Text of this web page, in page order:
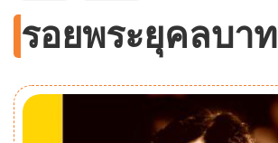
รอยพระยุคลบาท